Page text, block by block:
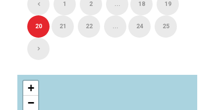
1 2 ... 18 19
20 21 22 ... 24 25
+
−